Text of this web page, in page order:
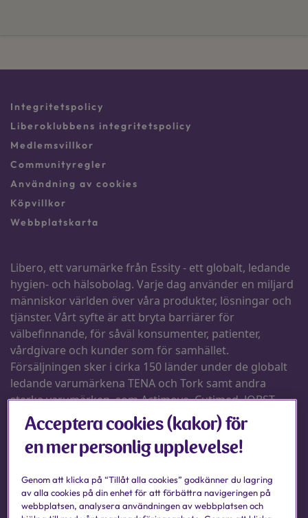
Acceptera cookies (kakor) för
en mer personlig upplevelse!
Genom att klicka på “Tillåt alla cookies” godkänner du lagring
av alla cookies på din enhet för att förbättra navigeringen på
webbplatsen, analysera användningen av webbplatsen och